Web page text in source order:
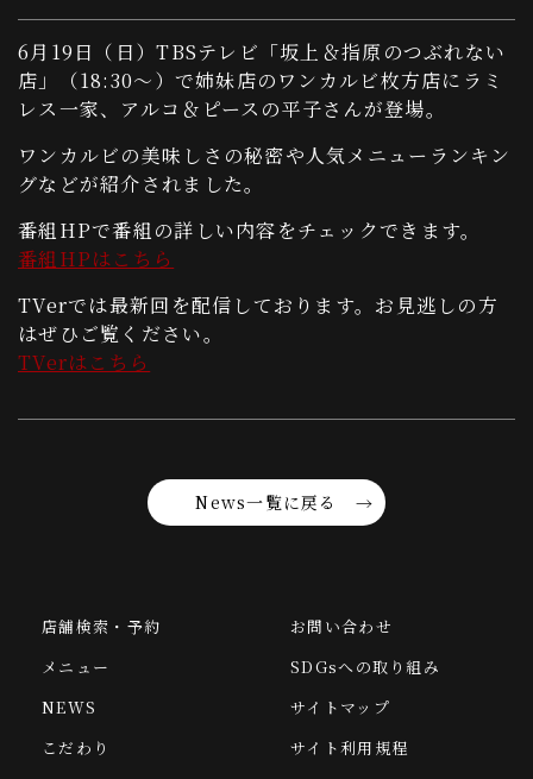
6月19日（日）TBSテレビ「坂上＆指原のつぶれない
店」（18:30～）で姉妹店のワンカルビ枚方店にラミ
レス一家、アルコ＆ピースの平子さんが登場。
ワンカルビの美味しさの秘密や人気メニューランキン
グなどが紹介されました。
番組HPで番組の詳しい内容をチェックできます。
番組HPはこちら
TVerでは最新回を配信しております。お見逃しの方
はぜひご覧ください。
TVerはこちら
News一覧に戻る
店舗検索・予約
メニュー
NEWS
こだわり
お問い合わせ
SDGsへの取り組み
サイトマップ
サイト利用規程